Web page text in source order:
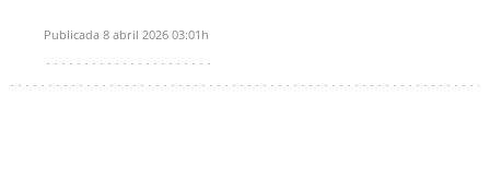
Publicada 8 abril 2026 03:01h